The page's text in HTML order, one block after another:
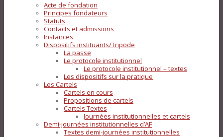
Acte de fondation
Principes fondateurs
Statuts
Contacts et admissions
Instances
Dispositifs instituants/Tripode
La passe
Le protocole institutionnel
Le protocole institutionnel – textes
Les dispositifs sur la pratique
Les Cartels
Cartels en cours
Propositions de cartels
Cartels Textes
Journées institutionnelles et cartels
Demi-journées institutionnelles d’AF
Textes demi-journées institutionnelles